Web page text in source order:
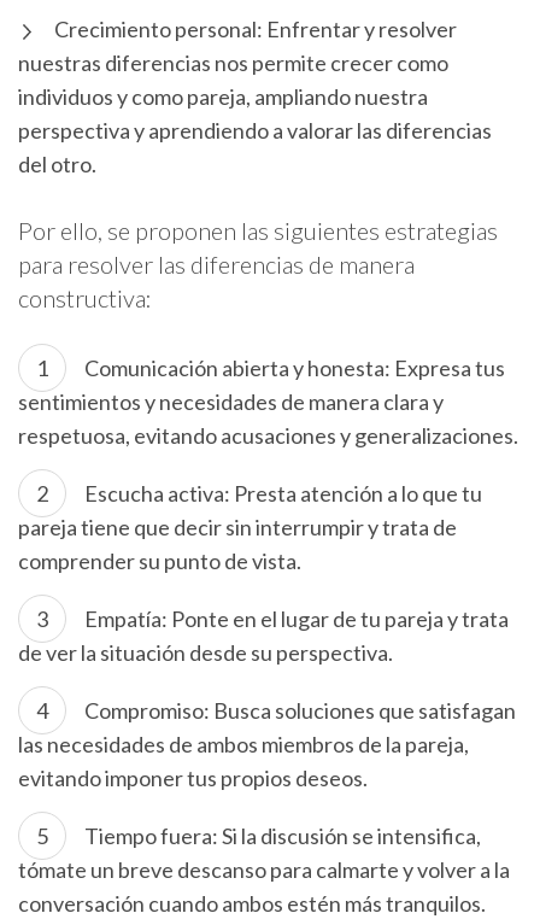
Crecimiento personal: Enfrentar y resolver
nuestras diferencias nos permite crecer como
individuos y como pareja, ampliando nuestra
perspectiva y aprendiendo a valorar las diferencias
del otro.
Por ello, se proponen las siguientes estrategias
para resolver las diferencias de manera
constructiva:
Comunicación abierta y honesta: Expresa tus
sentimientos y necesidades de manera clara y
respetuosa, evitando acusaciones y generalizaciones.
Escucha activa: Presta atención a lo que tu
pareja tiene que decir sin interrumpir y trata de
comprender su punto de vista.
Empatía: Ponte en el lugar de tu pareja y trata
de ver la situación desde su perspectiva.
Compromiso: Busca soluciones que satisfagan
las necesidades de ambos miembros de la pareja,
evitando imponer tus propios deseos.
Tiempo fuera: Si la discusión se intensifica,
tómate un breve descanso para calmarte y volver a la
conversación cuando ambos estén más tranquilos.